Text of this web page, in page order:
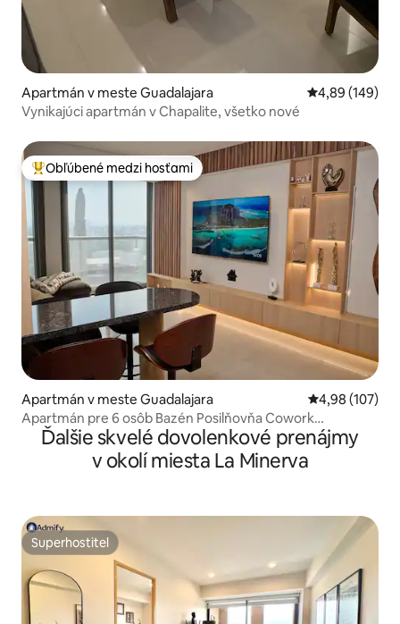
Apartmán v meste Guadalajara Priemerné
4,89 (149)
Vynikajúci apartmán v Chapalite, všetko nové
Najobľúbenejšie medzi hosťami
Obľúbené medzi hosťami
Apartmán v meste Guadalajara Priemerné
4,98 (107)
Apartmán pre 6 osôb Bazén Posilňovňa Cowork
Parkovanie
Ďalšie skvelé dovolenkové prenájmy
v okolí miesta La Minerva
Superhostiteľ
Superhostiteľ